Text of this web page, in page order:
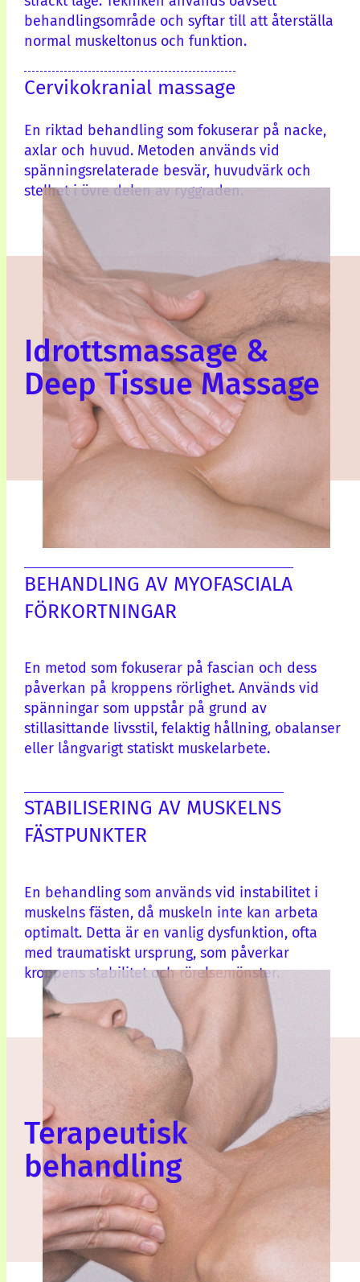
behandlingsområde och syftar till att återställa
normal muskeltonus och funktion.
Cervikokranial massage
En riktad behandling som fokuserar på nacke,
axlar och huvud. Metoden används vid
spänningsrelaterade besvär, huvudvärk och
stelhet i övre delen av ryggraden.
Idrottsmassage &
Deep Tissue Massage
BEHANDLING AV MYOFASCIALA
FÖRKORTNINGAR
En metod som fokuserar på fascian och dess
påverkan på kroppens rörlighet. Används vid
spänningar som uppstår på grund av
stillasittande livsstil, felaktig hållning, obalanser
eller långvarigt statiskt muskelarbete.
STABILISERING AV MUSKELNS
FÄSTPUNKTER
En behandling som används vid instabilitet i
muskelns fästen, då muskeln inte kan arbeta
optimalt. Detta är en vanlig dysfunktion, ofta
med traumatiskt ursprung, som påverkar
kroppens stabilitet och rörelsemönster.
Terapeutisk
behandling